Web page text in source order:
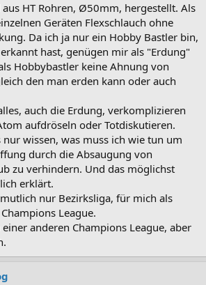
HT Rohren, Ø50mm, hergestellt. Als
Geräten Flexschlauch ohne
Da ich ja nur ein Hobby Bastler bin,
hast, genügen mir als "Erdung"
Hobbybastler keine Ahnung von
den man erden kann oder auch
auch die Erdung, verkomplizieren
aufdröseln oder Totdiskutieren.
wissen, was muss ich wie tun um
durch die Absaugung von
zu verhindern. Und das möglichst
erklärt.
nur Bezirksliga, für mich als
League.
anderen Champions League, aber